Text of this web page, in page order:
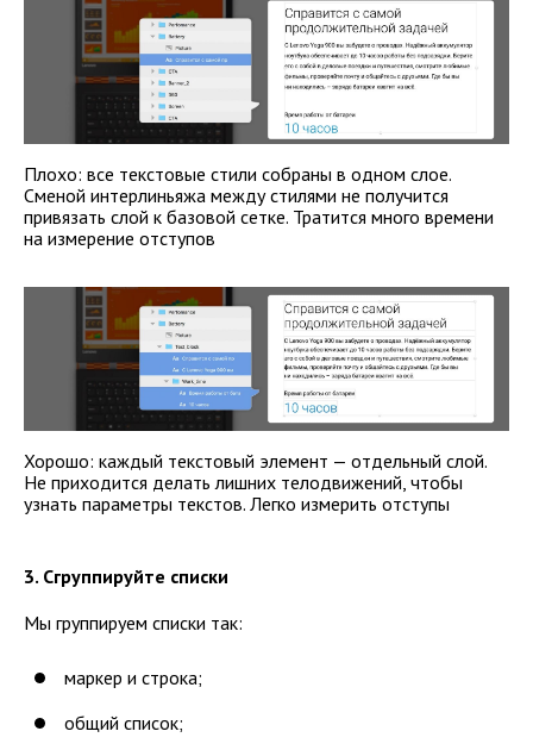
Плохо: все текстовые стили собраны в одном слое.
Сменой интерлиньяжа между стилями не получится
привязать слой к базовой сетке. Тратится много времени
на измерение отступов
Хорошо: каждый текстовый элемент — отдельный слой.
Не приходится делать лишних телодвижений, чтобы
узнать параметры текстов. Легко измерить отступы
3. Сгруппируйте списки
Мы группируем списки так:
маркер и строка;
общий список;